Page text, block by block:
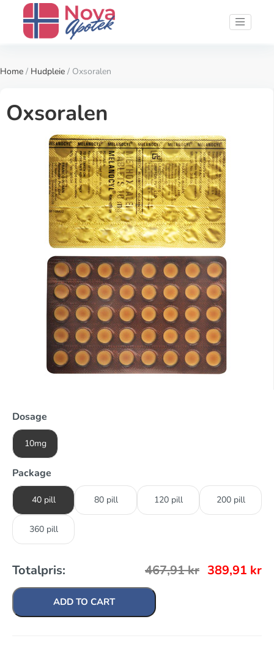
Home / Hudpleie / Oxsoralen
Oxsoralen
Dosage
10mg
Package
40 pill 80 pill 120 pill 200 pill
360 pill
Totalpris: 467,91kr 389,91 kr
ADD TO CART